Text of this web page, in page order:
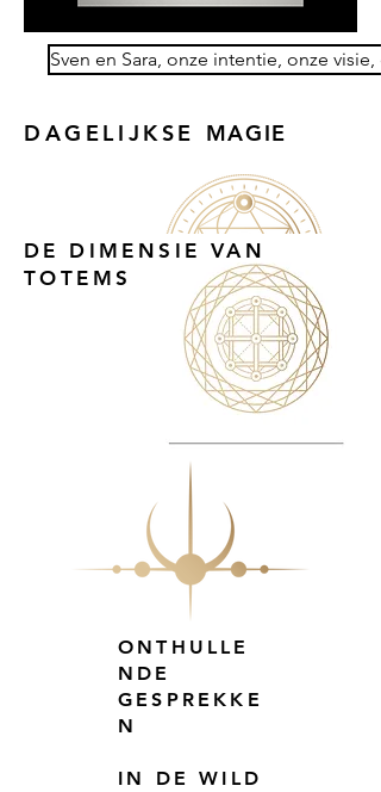
Sven en Sara, onze intentie, onze visie,
DAGELIJKSE MAGIE
DE DIMENSIE VAN
TOTEMS
ONTHULLE
NDE
GESPREKKE
N
IN DE WILD